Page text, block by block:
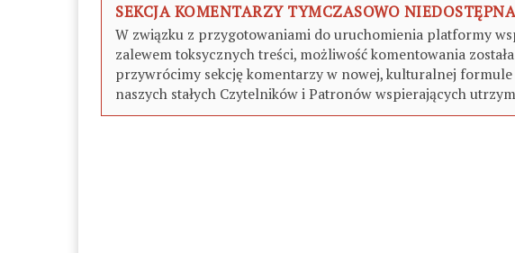
SEKCJA KOMENTARZY TYMCZASOWO NIEDOSTĘPNA
W związku z przygotowaniami do uruchomienia platformy
zalewem toksycznych treści, możliwość komentowania
przywrócimy sekcję komentarzy w nowej, kulturalnej
naszych stałych Czytelników i Patronów wspierających